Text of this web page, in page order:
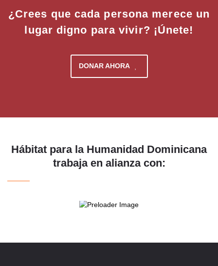
¿Crees que cada persona merece un
lugar digno para vivir? ¡Únete!
DONAR AHORA
Hábitat para la Humanidad Dominicana
trabaja en alianza con: